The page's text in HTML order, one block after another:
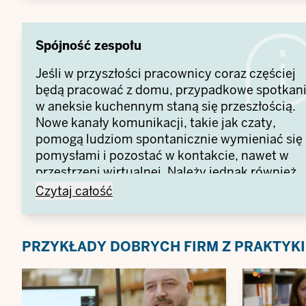
rodzinnym i prywatnym. Tylko wspólnie mogą
odpowiednie dla wszystkich. Ankiety
przeprowadzane za pomocą narzędzi do
głosowania online mogą na przykład
wstępnego obrazu nastrojów, na podstawie
którego można opracować odpowiednie środki.
Spójność zespołu
Jeśli w przyszłości pracownicy coraz częściej
będą pracować z domu, przypadkowe
w aneksie kuchennym staną się przeszłością.
Nowe kanały komunikacji, takie jak czaty,
pomogą ludziom spontanicznie wymieniać się
pomysłami i pozostać w kontakcie, nawet w
przestrzeni wirtualnej. Należy jednak również
rozważyć, które wydarzenia powinny ponownie
odbywać się twarzą w twarz. Na przykład
w prawdziwym życiu niż podczas
wideokonferencji.
Spójność zespołu -
Czytaj całość
PRZYKŁADY DOBRYCH FIRM Z PRAKTYKI